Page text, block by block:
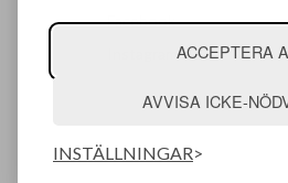
ACCEPTERA
AVVISA ICKE-
INSTÄLLNINGAR
Facebook
Instagram
© Argonova